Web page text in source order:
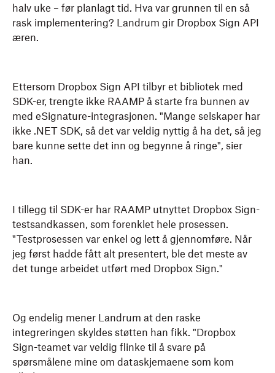
halv uke – før planlagt tid. Hva var grunnen til en så
rask implementering? Landrum gir Dropbox Sign API
æren.
Ettersom Dropbox Sign API tilbyr et bibliotek med
SDK-er, trengte ikke RAAMP å starte fra bunnen av
med eSignature-integrasjonen. "Mange selskaper har
ikke .NET SDK, så det var veldig nyttig å ha det, så jeg
bare kunne sette det inn og begynne å ringe", sier
han.
I tillegg til SDK-er har RAAMP utnyttet Dropbox Sign-
testsandkassen, som forenklet hele prosessen.
"Testprosessen var enkel og lett å gjennomføre. Når
jeg først hadde fått alt presentert, ble det meste av
det tunge arbeidet utført med Dropbox Sign."
Og endelig mener Landrum at den raske
integreringen skyldes støtten han fikk. "Dropbox
Sign-teamet var veldig flinke til å svare på
spørsmålene mine om dataskjemaene som kom